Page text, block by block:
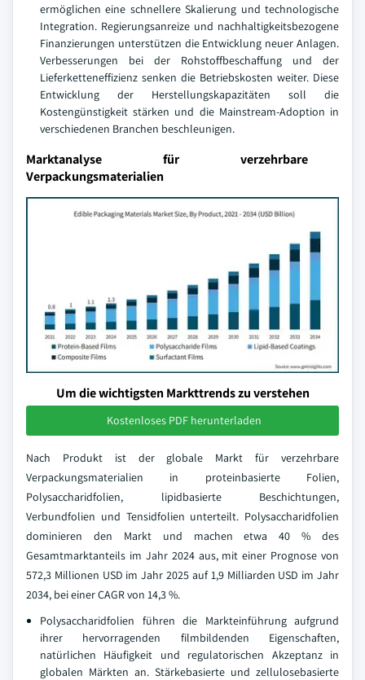
ermöglichen eine schnellere Skalierung und technologische
Integration. Regierungsanreize und nachhaltigkeitsbezogene
Finanzierungen unterstützen die Entwicklung neuer Anlagen.
Verbesserungen bei der Rohstoffbeschaffung und der
Lieferketteneffizienz senken die Betriebskosten weiter. Diese
Entwicklung der Herstellungskapazitäten soll die
Kostengünstigkeit stärken und die Mainstream-Adoption in
verschiedenen Branchen beschleunigen.
Marktanalyse für verzehrbare
Verpackungsmaterialien
Um die wichtigsten Markttrends zu verstehen
Kostenloses PDF herunterladen
Nach Produkt ist der globale Markt für verzehrbare
Verpackungsmaterialien in proteinbasierte Folien,
Polysaccharidfolien, lipidbasierte Beschichtungen,
Verbundfolien und Tensidfolien unterteilt. Polysaccharidfolien
dominieren den Markt und machen etwa 40 % des
Gesamtmarktanteils im Jahr 2024 aus, mit einer Prognose von
572,3 Millionen USD im Jahr 2025 auf 1,9 Milliarden USD im Jahr
2034, bei einer CAGR von 14,3 %.
Polysaccharidfolien führen die Markteinführung aufgrund
ihrer hervorragenden filmbildenden Eigenschaften,
natürlichen Häufigkeit und regulatorischen Akzeptanz in
globalen Märkten an. Stärkebasierte und zellulosebasierte